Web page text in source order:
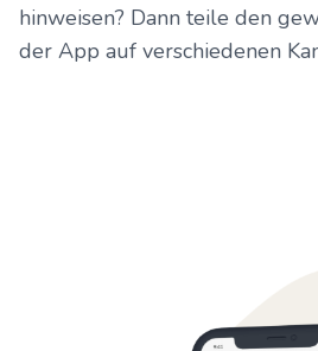
hinweisen? Dann teile den
der App auf verschiedenen